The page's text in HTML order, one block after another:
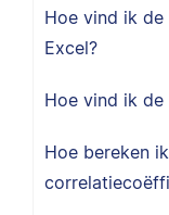
Hoe vind ik
Excel?
Hoe vind ik
Hoe bereken